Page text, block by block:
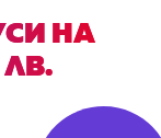
НА